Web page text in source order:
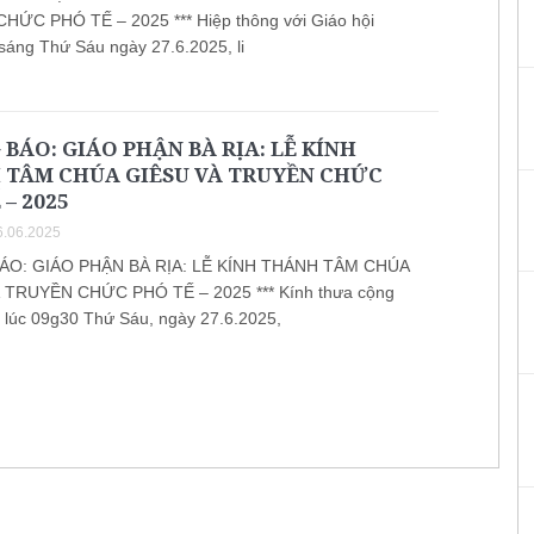
PHÓ TẾ – 2025 *** Hiệp thông với Giáo hội
Thứ Sáu ngày 27.6.2025, li
BÁO: GIÁO PHẬN BÀ RỊA: LỄ KÍNH
CHÚA GIÊSU VÀ TRUYỀN CHỨC
2025
GIÁO PHẬN BÀ RỊA: LỄ KÍNH THÁNH TÂM CHÚA
TRUYỀN CHỨC PHÓ TẾ – 2025 *** Kính thưa cộng
09g30 Thứ Sáu, ngày 27.6.2025,